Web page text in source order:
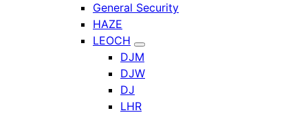
General Security
HAZE
LEOCH
DJM
DJW
DJ
LHR